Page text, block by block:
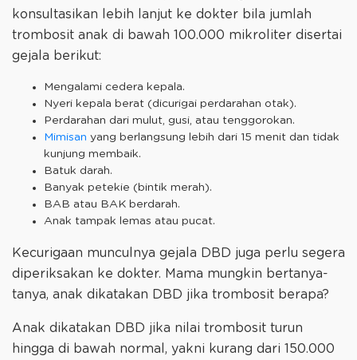
konsultasikan lebih lanjut ke dokter bila jumlah
trombosit anak di bawah 100.000 mikroliter disertai
gejala berikut:
Mengalami cedera kepala.
Nyeri kepala berat (dicurigai perdarahan otak).
Perdarahan dari mulut, gusi, atau tenggorokan.
Mimisan yang berlangsung lebih dari 15 menit dan tidak
kunjung membaik.
Batuk darah.
Banyak petekie (bintik merah).
BAB atau BAK berdarah.
Anak tampak lemas atau pucat.
Kecurigaan munculnya gejala DBD juga perlu segera
diperiksakan ke dokter. Mama mungkin bertanya-
tanya, anak dikatakan DBD jika trombosit berapa?
Anak dikatakan DBD jika nilai trombosit turun
hingga di bawah normal, yakni kurang dari 150.000